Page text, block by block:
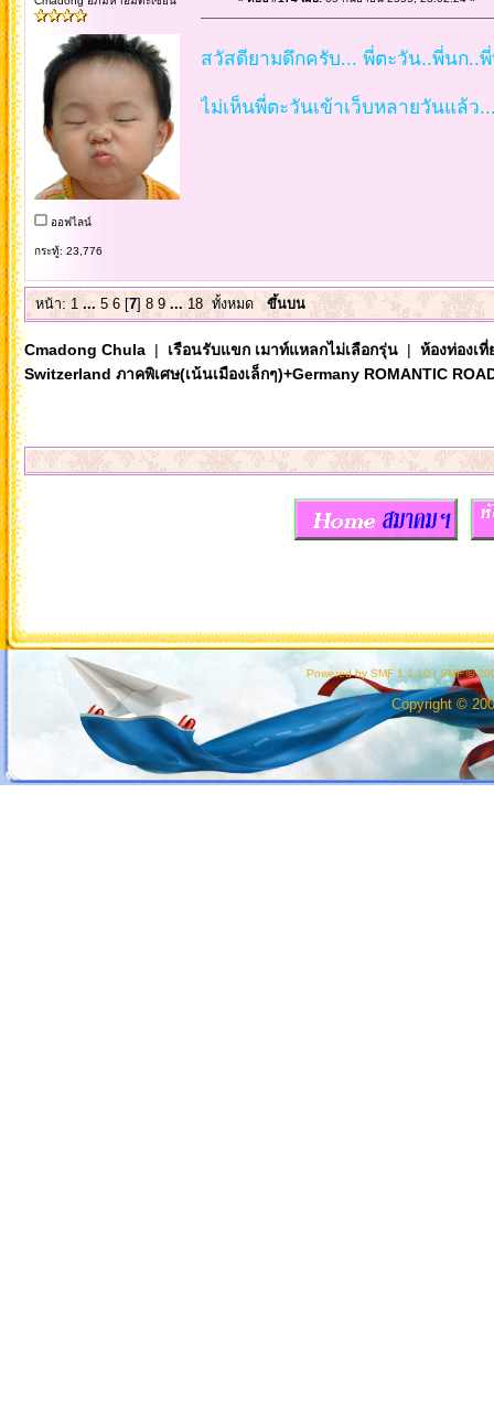
ออฟไลน์
กระทู้: 23,776
สวัสดียามดึกครับ... พี่ตะวัน..พี่นก..
ไม่เห็นพี่ตะวันเข้าเว็บหลายวันแล้ว
หน้า:1 ... 5 6[7] 8 9 ...18 ทั้งหมด ขึ้นบน
Cmadong Chula| เรือนรับแขก เมาท์แหลกไม่เลือกรุ่น| ห้องท่องเ
Switzerland ภาคพิเศษ(เน้นเมืองเล็กๆ)+Germany ROMANTIC
Powered by SMF 1.1.10 | SMF ©
Copyright ©